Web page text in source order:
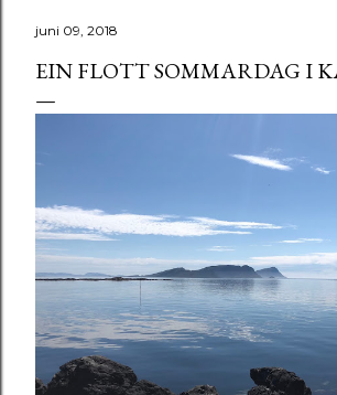
juni 09, 2018
EIN FLOTT SOMMARDAG I